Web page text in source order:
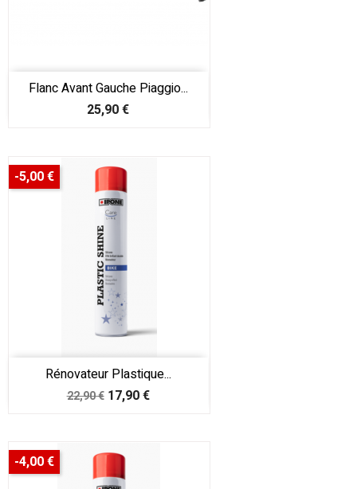
Flanc Avant Gauche Piaggio...
Prix
25,90 €
Rénovateur Plastique...
Prix
22,90 € Prix
17,90 €
-5,00 €
-4,00 €